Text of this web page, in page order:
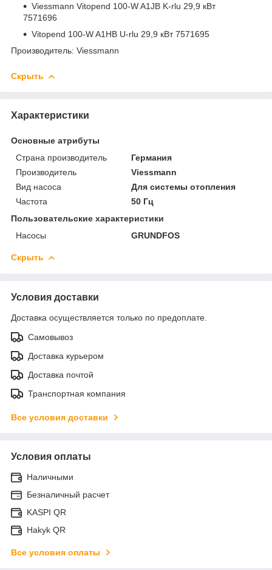
Viessmann Vitopend 100-W A1JB K-rlu 29,9 кВт
7571696
Vitopend 100-W A1HB U-rlu 29,9 кВт 7571695
Производитель: Viessmann
Скрыть
Характеристики
Основные атрибуты
Страна производитель
Германия
Производитель
Viessmann
Вид насоса
Для системы отопления
Частота
50 Гц
Пользовательские характеристики
Насосы
GRUNDFOS
Скрыть
Условия доставки
Доставка осуществляется только по предоплате.
Самовывоз
Доставка курьером
Доставка почтой
Транспортная компания
Все условия доставки
Условия оплаты
Наличными
Безналичный расчет
KASPI QR
Hakyk QR
Все условия оплаты